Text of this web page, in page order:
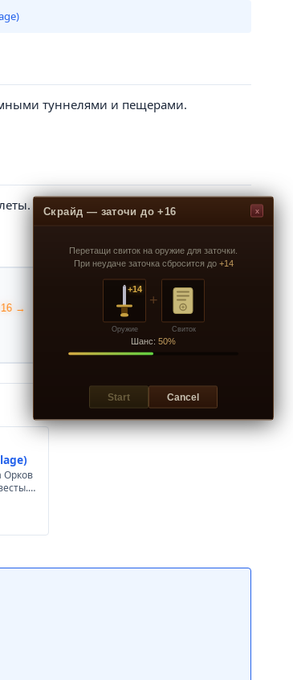
туннелями и пещерами.
Орков
→
Скрайд — заточи до +16 x
Перетащи свиток на оружие для заточки.
При неудаче заточка сбросится до +14
+14
Оружие
+
Свиток
Шанс: 50%
Start Cancel